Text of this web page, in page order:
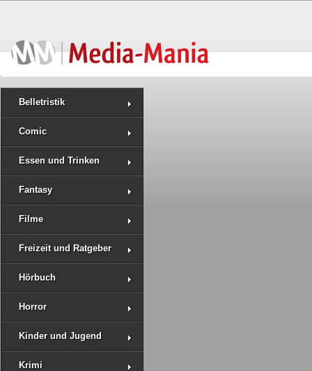
Belletristik
Comic
Essen und Trinken
Fantasy
Filme
Freizeit und Ratgeber
Hörbuch
Horror
Kinder und Jugend
Krimi